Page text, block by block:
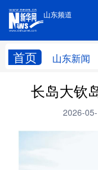
山东频道
首页 山东新闻
手机版
学习进行时
长岛大钦
2026-